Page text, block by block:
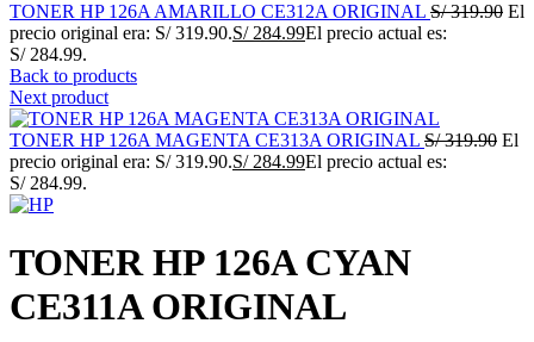
TONER HP 126A AMARILLO CE312A ORIGINAL S/319.90 El
precio original era: S/ 319.90.S/284.99El precio actual es:
S/ 284.99.
Back to products
Next product
TONER HP 126A MAGENTA CE313A ORIGINAL S/319.90 El
precio original era: S/ 319.90.S/284.99El precio actual es:
S/ 284.99.
TONER HP 126A CYAN
CE311A ORIGINAL